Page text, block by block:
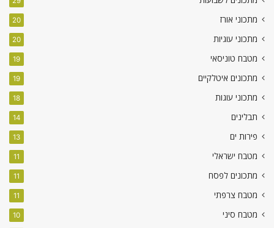
מתכוני אורז 20
מתכוני עוגיות 20
מטבח טוניסאי 19
מתכונים איטלקיים 19
מתכוני עוגות 18
תבלינים 14
פירות ים 13
מטבח ישראלי 11
מתכונים לפסח 11
מטבח צרפתי 11
מטבח סיני 10